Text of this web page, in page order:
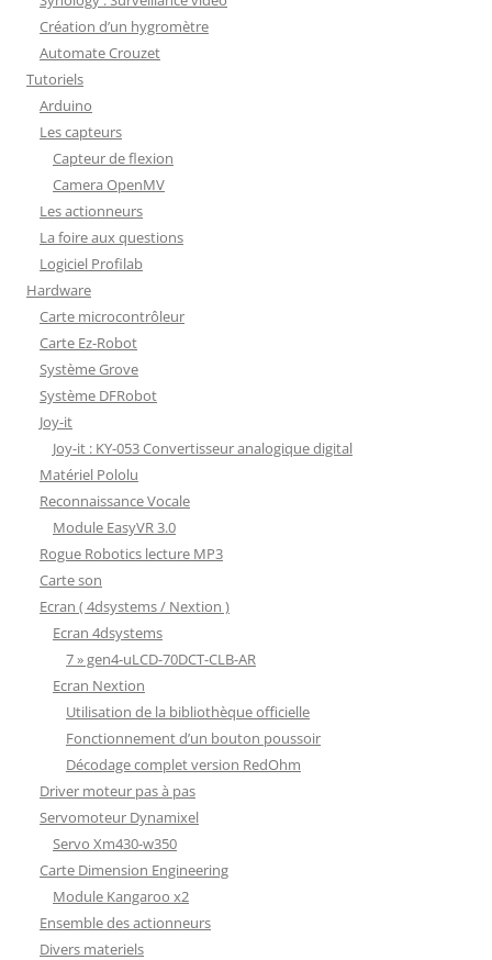
Création d’un hygromètre
Automate Crouzet
Tutoriels
Arduino
Les capteurs
Capteur de flexion
Camera OpenMV
Les actionneurs
La foire aux questions
Logiciel Profilab
Hardware
Carte microcontrôleur
Carte Ez-Robot
Système Grove
Système DFRobot
Joy-it
Joy-it : KY-053 Convertisseur analogique digital
Matériel Pololu
Reconnaissance Vocale
Module EasyVR 3.0
Rogue Robotics lecture MP3
Carte son
Ecran ( 4dsystems / Nextion )
Ecran 4dsystems
7 » gen4-uLCD-70DCT-CLB-AR
Ecran Nextion
Utilisation de la bibliothèque officielle
Fonctionnement d’un bouton poussoir
Décodage complet version RedOhm
Driver moteur pas à pas
Servomoteur Dynamixel
Servo Xm430-w350
Carte Dimension Engineering
Module Kangaroo x2
Ensemble des actionneurs
Divers materiels